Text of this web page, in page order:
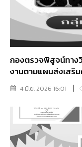
กองตรวจพิสูจน์ทาง
งานตามแผนส่งเสริ
บุคลากรที่มีความประ
เคลื่อนคุณธรรมตามเป้าหมา
สุจริต จิตอาสา กตั
4 มิ.ย. 2026 16:01